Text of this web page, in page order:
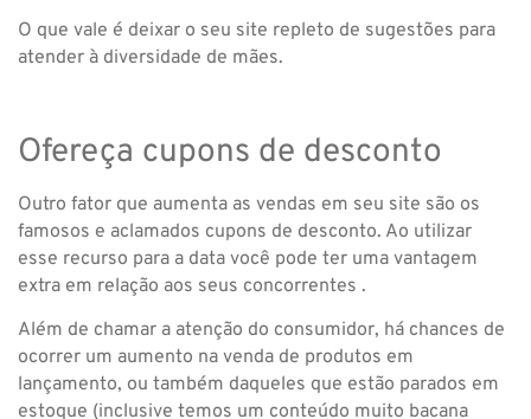
O que vale é deixar o seu site repleto de sugestões para
atender à diversidade de mães.
Ofereça cupons de desconto
Outro fator que aumenta as vendas em seu site são os
famosos e aclamados cupons de desconto. Ao utilizar
esse recurso para a data você pode ter uma vantagem
extra em relação aos seus concorrentes .
Além de chamar a atenção do consumidor, há chances de
ocorrer um aumento na venda de produtos em
lançamento, ou também daqueles que estão parados em
estoque (inclusive temos um conteúdo muito bacana